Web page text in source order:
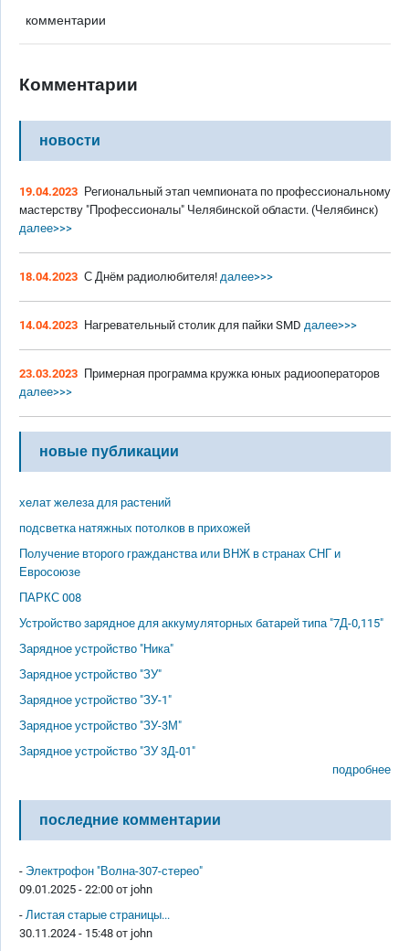
комментарии
Комментарии
новости
19.04.2023 Региональный этап чемпионата по профессиональному
мастерству "Профессионалы" Челябинской области. (Челябинск)
далее>>>
18.04.2023 С Днём радиолюбителя! далее>>>
14.04.2023 Нагревательный столик для пайки SMD далее>>>
23.03.2023 Примерная программа кружка юных радиооператоров
далее>>>
новые публикации
хелат железа для растений
подсветка натяжных потолков в прихожей
Получение второго гражданства или ВНЖ в странах СНГ и
Евросоюзе
ПАРКС 008
Устройство зарядное для аккумуляторных батарей типа "7Д-0,115"
Зарядное устройство "Ника"
Зарядное устройство "ЗУ"
Зарядное устройство "ЗУ-1"
Зарядное устройство "ЗУ-3М"
Зарядное устройство "ЗУ 3Д-01"
подробнее
последние комментарии
- Электрофон "Волна-307-стерео"
09.01.2025 - 22:00 от john
- Листая старые страницы...
30.11.2024 - 15:48 от john